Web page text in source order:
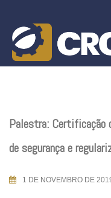
content
Palestra: Certificação
de segurança e
1 DE NOVEMBRO DE